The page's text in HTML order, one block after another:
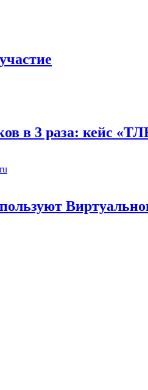
в 3 раза: кейс